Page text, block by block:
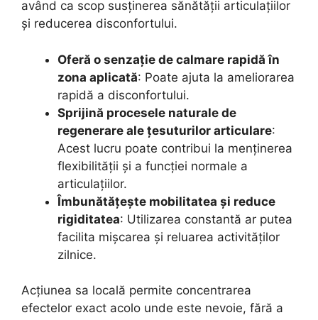
având ca scop susținerea sănătății articulațiilor
și reducerea disconfortului.
Oferă o senzație de calmare rapidă în
zona aplicată: Poate ajuta la ameliorarea
rapidă a disconfortului.
Sprijină procesele naturale de
regenerare ale țesuturilor articulare:
Acest lucru poate contribui la menținerea
flexibilității și a funcției normale a
articulațiilor.
Îmbunătățește mobilitatea și reduce
rigiditatea: Utilizarea constantă ar putea
facilita mișcarea și reluarea activităților
zilnice.
Acțiunea sa locală permite concentrarea
efectelor exact acolo unde este nevoie, fără a